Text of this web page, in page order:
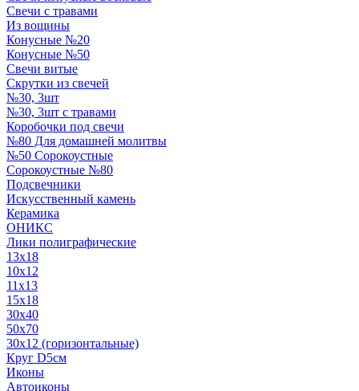
Свечи с травами
Из вощины
Конусные №20
Конусные №50
Свечи витые
Скрутки из свечей
№30, 3шт
№30, 3шт с травами
Коробочки под свечи
№80 Для домашней молитвы
№50 Сорокоустные
Сорокоустные №80
Подсвечники
Искусственный камень
Керамика
ОНИКС
Лики полиграфические
13x18
10x12
11х13
15х18
30x40
50x70
30x12 (горизонтальные)
Круг D5см
Иконы
Автоиконы